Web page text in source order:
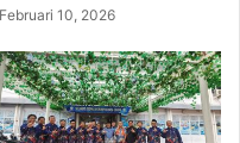
Februari 10, 2026